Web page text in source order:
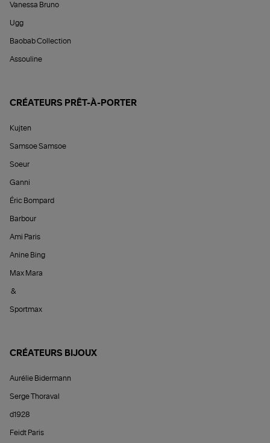
Vanessa Bruno
Ugg
Baobab Collection
Assouline
CRÉATEURS PRÊT-À-PORTER
Kujten
Samsoe Samsoe
Soeur
Ganni
Éric Bompard
Barbour
Ami Paris
Anine Bing
Max Mara
&
Sportmax
CRÉATEURS BIJOUX
Aurélie Bidermann
Serge Thoraval
d1928
Feidt Paris